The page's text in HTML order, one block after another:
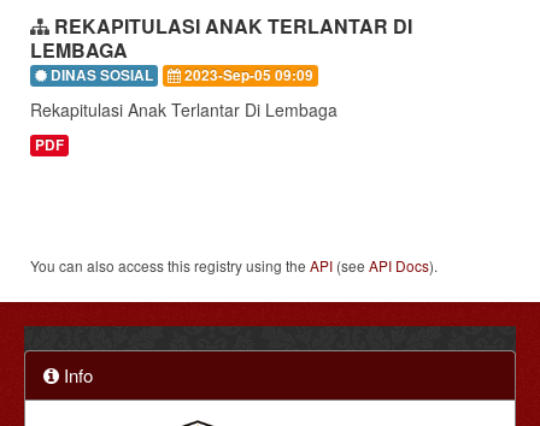
REKAPITULASI ANAK TERLANTAR DI
LEMBAGA
DINAS SOSIAL 2023-Sep-05 09:09
Rekapitulasi Anak Terlantar Di Lembaga
PDF
You can also access this registry using the API (see API Docs).
Info